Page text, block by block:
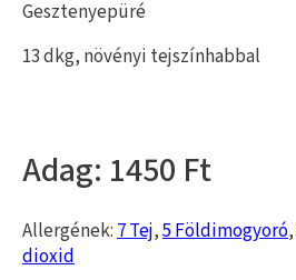
Gesztenyepüré
13 dkg, növényi tejszínhabbal
1450
Allergének:7 Tej,5 Földimogyoró,
dioxid